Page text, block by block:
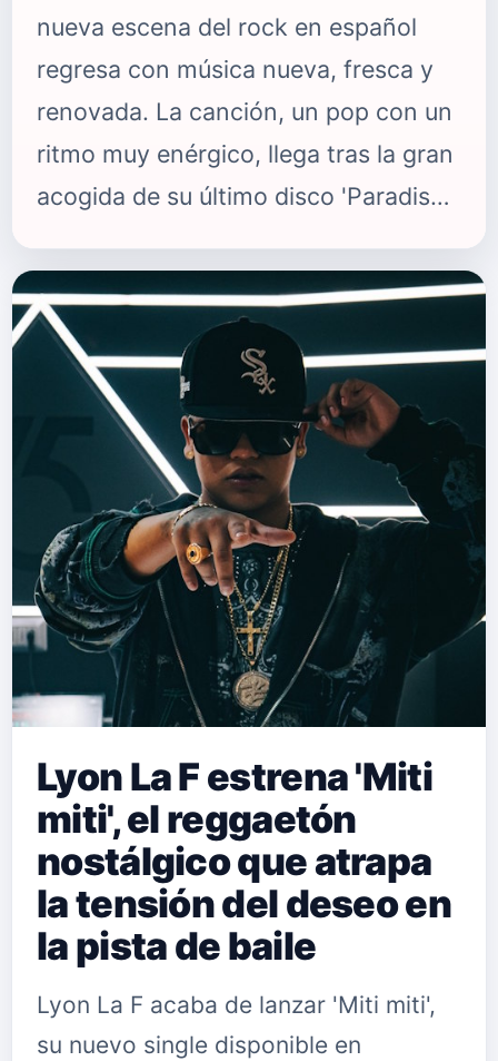
nueva escena del rock en español
regresa con música nueva, fresca y
renovada. La canción, un pop con un
ritmo muy enérgico, llega tras la gran
acogida de su último disco 'Paradiso'
que llevó al dúo argentino a
escenarios de varios continentes.
Hay en este tema algo de piedra
precioma en bruto, de esos amores
que empiezan con la intensidad de un
fogonazo pero con la fragilidad de un
cristal. 'Rojo rubí' es una canción con
un marcado tinte romántico que
evoca un amor inc…
Lyon La F estrena 'Miti
miti', el reggaetón
nostálgico que atrapa
la tensión del deseo en
la pista de baile
Lyon La F acaba de lanzar 'Miti miti',
su nuevo single disponible en